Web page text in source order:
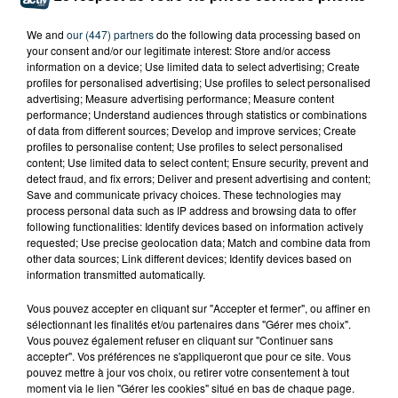
TITRES DIFFUSÉS
We and our (447) partnersdo the following data processing based on
your consent and/or our legitimate interest: Store and/or access
information on a device; Use limited data to select advertising; Create
profiles for personalised advertising; Use profiles to select personalised
advertising; Measure advertising performance; Measure content
performance; Understand audiences through statistics or combinations
of data from different sources; Develop and improve services; Create
profiles to personalise content; Use profiles to select personalised
content; Use limited data to select content; Ensure security, prevent and
detect fraud, and fix errors; Deliver and present advertising and content;
Save and communicate privacy choices. These technologies may
process personal data such as IP address and browsing data to offer
following functionalities: Identify devices based on information actively
requested; Use precise geolocation data; Match and combine data from
other data sources; Link different devices; Identify devices based on
information transmitted automatically.
Vous pouvez accepter en cliquant sur "Accepter et fermer", ou affiner en
sélectionnant les finalités et/ou partenaires dans "Gérer mes choix".
Vous pouvez également refuser en cliquant sur "Continuer sans
accepter". Vos préférences ne s'appliqueront que pour ce site. Vous
pouvez mettre à jour vos choix, ou retirer votre consentement à tout
moment via le lien "Gérer les cookies" situé en bas de chaque page.